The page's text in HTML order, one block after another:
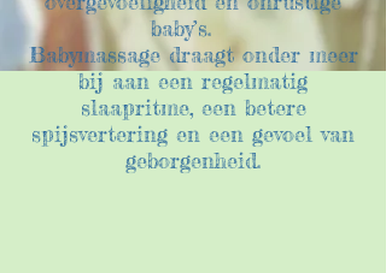
baby’s.
Babymassage draagt onder meer
bij aan een regelmatig
slaapritme, een betere
spijsvertering en een gevoel van
geborgenheid.